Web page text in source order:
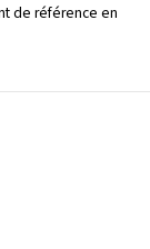
de référence en